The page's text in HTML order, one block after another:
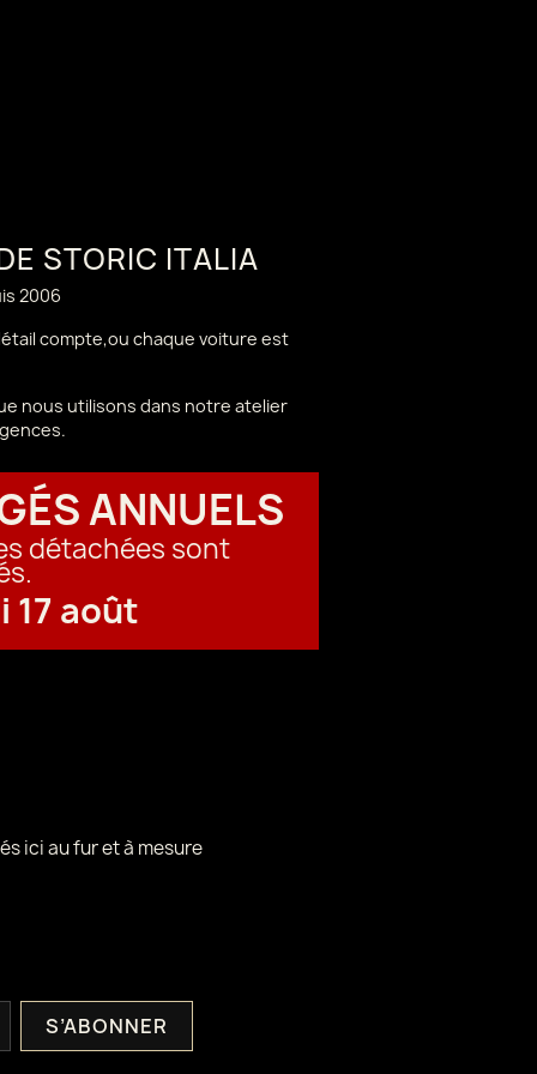
STORIC ITALIA
2006
compte,ou chaque voiture est
nous utilisons dans notre atelier
ANNUELS
détachées sont
17 août
ici au fur et à mesure